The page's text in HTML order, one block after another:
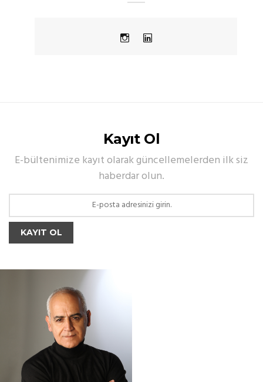
Kayıt Ol
E-bültenimize kayıt olarak güncellemelerden ilk siz
haberdar olun.
KAYIT OL